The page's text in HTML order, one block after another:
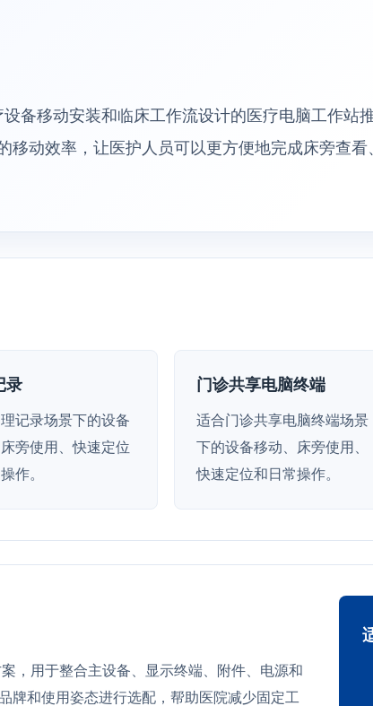
备移动安装和临床工作流设计的医疗电脑工作站
移动效率，让医护人员可以更方便地完成床旁查看
录
记录场景下的设备
旁使用、快速定位
作。
门诊共享电脑终端
适合门诊共享电脑终端场景
下的设备移动、床旁使用、
快速定位和日常操作。
，用于整合主设备、显示终端、附件、电源和
牌和使用姿态进行选配，帮助医院减少固定工